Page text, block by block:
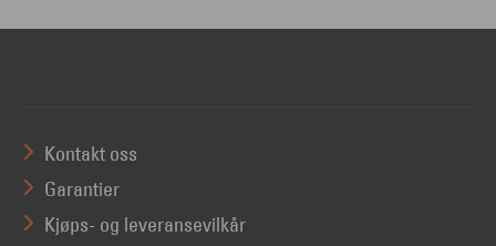
Kontakt oss
Garantier
Kjøps- og leveransevilkår